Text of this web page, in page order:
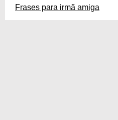
Frases para irmã amiga